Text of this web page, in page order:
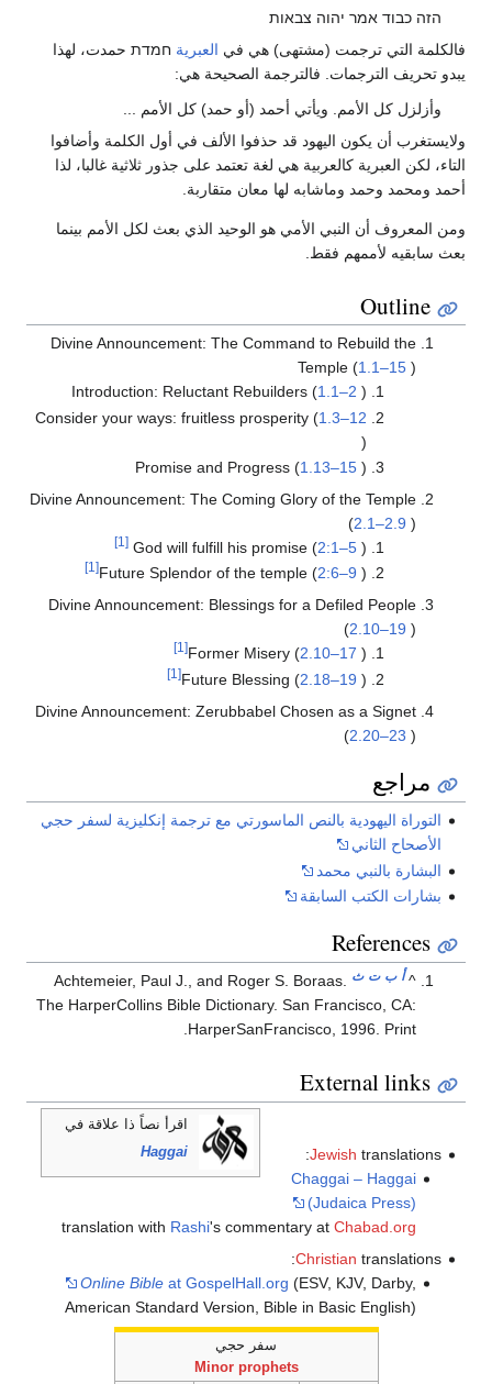
הזה כבוד אמר יהוה צבאות
فالكلمة التي ترجمت (مشتهى) هي في العبرية חמדת حمدت، لهذا
يبدو تحريف الترجمات. فالترجمة الصحيحة هي:
وأزلزل كل الأمم. ويأتي أحمد (أو حمد) كل الأمم ...
ولايستغرب أن يكون اليهود قد حذفوا الألف في أول الكلمة وأضافوا
التاء، لكن العبرية كالعربية هي لغة تعتمد على جذور ثلاثية غالبا، لذا
أحمد ومحمد وحمد وماشابه لها معان متقاربة.
ومن المعروف أن النبي الأمي هو الوحيد الذي بعث لكل الأمم بينما
بعث سابقيه لأممهم فقط.
Outline
Divine Announcement: The Command to Rebuild the
Temple (1.1–15 )
Introduction: Reluctant Rebuilders (1.1–2 )
Consider your ways: fruitless prosperity (1.3–12
)
Promise and Progress (1.13–15 )
Divine Announcement: The Coming Glory of the Temple
(2.1–2.9 )
God will fulfill his promise (2:1–5 )
[1]
Future Splendor of the temple (2:6–9 )
[1]
Divine Announcement: Blessings for a Defiled People
(2.10–19 )
Former Misery (2.10–17 )
[1]
Future Blessing (2.18–19 )
[1]
Divine Announcement: Zerubbabel Chosen as a Signet
(2.20–23 )
مراجع
التوراة اليهودية بالنص الماسورتي مع ترجمة إنكليزية لسفر حجي
الأصحاح الثاني
البشارة بالنبي محمد
بشارات الكتب السابقة
References
^أ ب ت ث Achtemeier, Paul J., and Roger S. Boraas.
The HarperCollins Bible Dictionary. San Francisco, CA:
HarperSanFrancisco, 1996. Print.
External links
اقرأ نصاً ذا علاقة في
Haggai
Jewish translations:
Chaggai – Haggai
(Judaica Press)
translation with Rashi's commentary atChabad.org
Christian translations:
Online Bible at GospelHall.org (ESV, KJV, Darby,
American Standard Version, Bible in Basic English)
سفر حجي
Minor prophets